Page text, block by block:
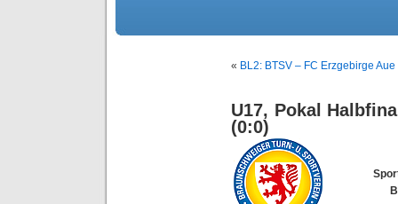
« BL2: BTSV – FC Erzgebirge
U17, Pokal
(0:0)